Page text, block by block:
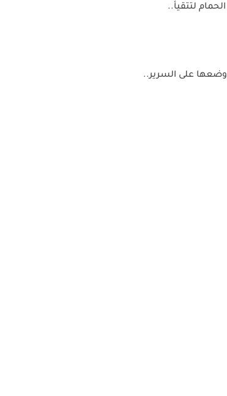
لتتقيأ..
على السرير..